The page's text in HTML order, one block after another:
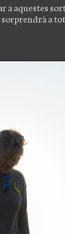
a aquestes
a